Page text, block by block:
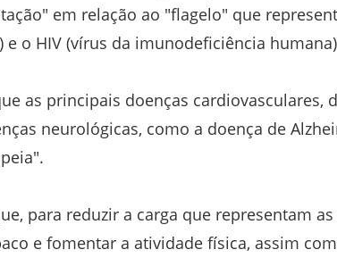
em relação ao "flagelo" que
e o HIV (vírus da imunodeficiência
as principais doenças cardiovasculares,
neurológicas, como a doença de
para reduzir a carga que representam
e fomentar a atividade física, assim